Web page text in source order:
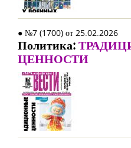
● №7 (1700) от 25.02.2026
Политика:
ЦЕННОСТИ